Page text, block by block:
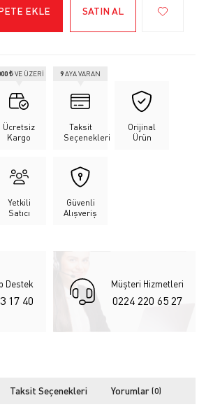
EKLE SATIN AL
Ücretsiz
Kargo
₺VE ÜZERİ
Taksit
Seçenekleri
9AYA VARAN
Orijinal
Ürün
Yetkili
Satıcı
Güvenli
Alışveriş
Destek
17 40
Müşteri Hizmetleri
0224 220 65 27
Taksit Seçenekleri Yorumlar (0)